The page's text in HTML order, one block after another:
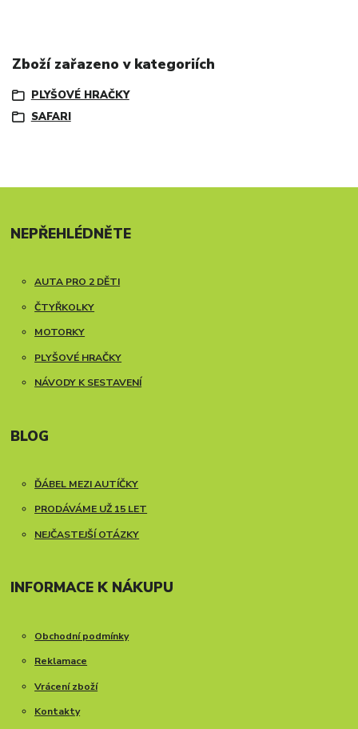
Zboží zařazeno v kategoriích
PLYŠOVÉ HRAČKY
SAFARI
NEPŘEHLÉDNĚTE
AUTA PRO 2 DĚTI
ČTYŘKOLKY
MOTORKY
PLYŠOVÉ HRAČKY
NÁVODY K SESTAVENÍ
BLOG
ĎÁBEL MEZI AUTÍČKY
PRODÁVÁME UŽ 15 LET
NEJČASTEJŠÍ OTÁZKY
INFORMACE K NÁKUPU
Obchodní podmínky
Reklamace
Vrácení zboží
Kontakty